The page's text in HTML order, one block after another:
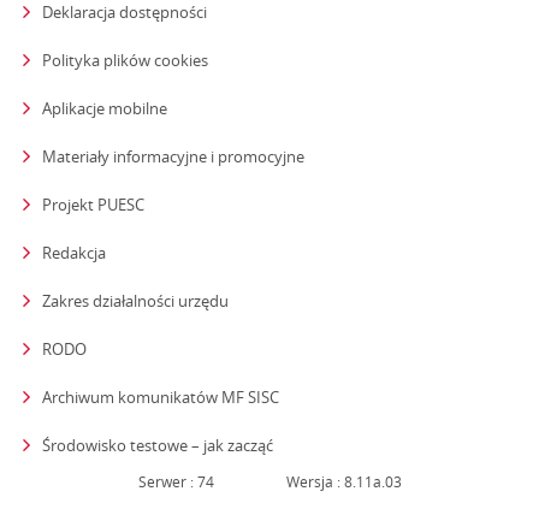
Deklaracja dostępności
Polityka plików cookies
Aplikacje mobilne
Materiały informacyjne i promocyjne
Projekt PUESC
Redakcja
Zakres działalności urzędu
RODO
Archiwum komunikatów MF SISC
Środowisko testowe – jak zacząćstrona otwiera się w nowym oknie
Serwer : 74 Wersja : 8.11a.03